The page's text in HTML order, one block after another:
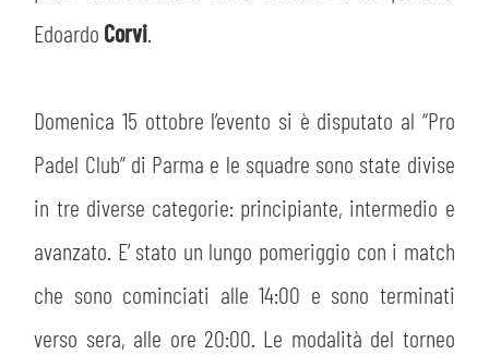
Edoardo Corvi
Domenica 15 ottobre l’evento si è disputato al “Pro
Padel Club” di Parma e le squadre sono state divise
in tre diverse categorie: principiante, intermedio e
avanzato. E’ stato un lungo pomeriggio con i match
che sono cominciati alle 14:00 e sono terminati
verso sera, alle ore 20:00. Le modalità del torneo